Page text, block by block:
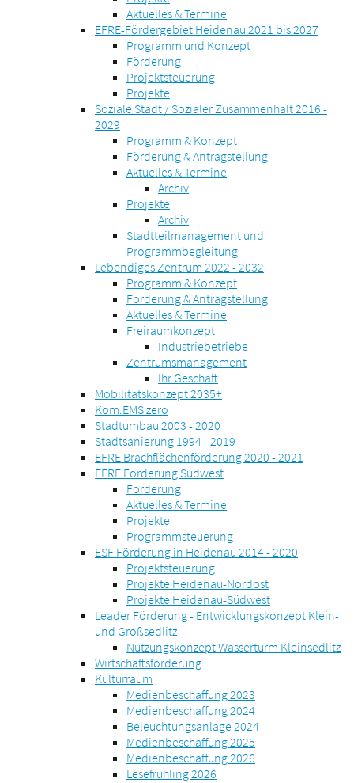
Aktuelles & Termine
EFRE-Fördergebiet Heidenau 2021 bis 2027
Programm und Konzept
Förderung
Projektsteuerung
Projekte
Soziale Stadt / Sozialer Zusammenhalt 2016 -
2029
Programm & Konzept
Förderung & Antragstellung
Aktuelles & Termine
Archiv
Projekte
Archiv
Stadtteilmanagement und
Programmbegleitung
Lebendiges Zentrum 2022 - 2032
Programm & Konzept
Förderung & Antragstellung
Aktuelles & Termine
Freiraumkonzept
Industriebetriebe
Zentrumsmanagement
Ihr Geschäft
Mobilitätskonzept 2035+
Kom.EMS zero
Stadtumbau 2003 - 2020
Stadtsanierung 1994 - 2019
EFRE Brachflächenförderung 2020 - 2021
EFRE Förderung Südwest
Förderung
Aktuelles & Termine
Projekte
Programmsteuerung
ESF Förderung in Heidenau 2014 - 2020
Projektsteuerung
Projekte Heidenau-Nordost
Projekte Heidenau-Südwest
Leader Förderung - Entwicklungskonzept Klein-
und Großsedlitz
Nutzungskonzept Wasserturm Kleinsedlitz
Wirtschaftsförderung
Kulturraum
Medienbeschaffung 2023
Medienbeschaffung 2024
Beleuchtungsanlage 2024
Medienbeschaffung 2025
Medienbeschaffung 2026
Lesefrühling 2026